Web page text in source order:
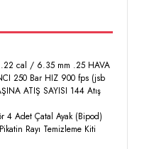
.22 cal / 6.35 mm .25 HAVA
250 Bar HIZ 900 fps (jsb
ATIŞ SAYISI 144 Atış
4 Adet Çatal Ayak (Bipod)
Rayı Temizleme Kiti